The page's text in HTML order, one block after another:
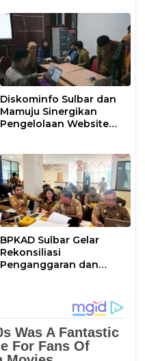
Diskominfo Sulbar dan
Mamuju Sinergikan
Pengelolaan Website
BPKAD Sulbar Gelar
Rekonsiliasi
Penganggaran dan